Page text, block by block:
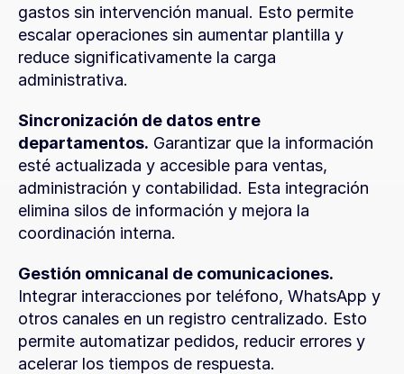
gastos sin intervención manual. Esto permite
escalar operaciones sin aumentar plantilla y
reduce significativamente la carga
administrativa.
Sincronización de datos entre
departamentos. Garantizar que la información
esté actualizada y accesible para ventas,
administración y contabilidad. Esta integración
elimina silos de información y mejora la
coordinación interna.
Gestión omnicanal de comunicaciones.
Integrar interacciones por teléfono, WhatsApp y
otros canales en un registro centralizado. Esto
permite automatizar pedidos, reducir errores y
acelerar los tiempos de respuesta.